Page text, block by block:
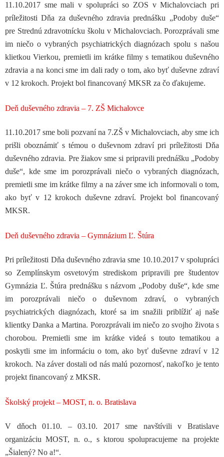
11.10.2017 sme mali v spolupráci so ZOS v Michalovciach pri
príležitosti Dňa za duševného zdravia prednášku „Podoby duše“
pre Strednú zdravotnícku školu v Michalovciach. Porozprávali sme
im niečo o vybraných psychiatrických diagnózach spolu s našou
klietkou Vierkou, premietli im krátke filmy s tematikou duševného
zdravia a na konci sme im dali rady o tom, ako byť duševne zdraví
v 12 krokoch. Projekt bol financovaný MKSR za čo ďakujeme.
Deň duševného zdravia – 7. ZŠ Michalovce
11.10.2017 sme boli pozvaní na 7.ZŠ v Michalovciach, aby sme ich
prišli oboznámiť s témou o duševnom zdraví pri príležitosti Dňa
duševného zdravia. Pre žiakov sme si pripravili prednášku „Podoby
duše“, kde sme im porozprávali niečo o vybraných diagnózach,
premietli sme im krátke filmy a na záver sme ich informovali o tom,
ako byť v 12 krokoch duševne zdraví. Projekt bol financovaný
MKSR.
Deň duševného zdravia – Gymnázium Ľ. Štúra
Pri príležitosti Dňa duševného zdravia sme 10.10.2017 v spolupráci
so Zemplínskym osvetovým strediskom pripravili pre študentov
Gymnázia Ľ. Štúra prednášku s názvom „Podoby duše“, kde sme
im porozprávali niečo o duševnom zdraví, o vybraných
psychiatrických diagnózach, ktoré sa im snažili priblížiť aj naše
klientky Danka a Martina. Porozprávali im niečo zo svojho života s
chorobou. Premietli sme im krátke videá s touto tematikou a
poskytli sme im informáciu o tom, ako byť duševne zdraví v 12
krokoch. Na záver dostali od nás malú pozornosť, nakoľko je tento
projekt financovaný z MKSR.
Školský projekt – MOST, n. o. Bratislava
V dňoch 01.10. – 03.10. 2017 sme navštívili v Bratislave
organizáciu MOST, n. o., s ktorou spolupracujeme na projekte
„Šialený? No a!“.